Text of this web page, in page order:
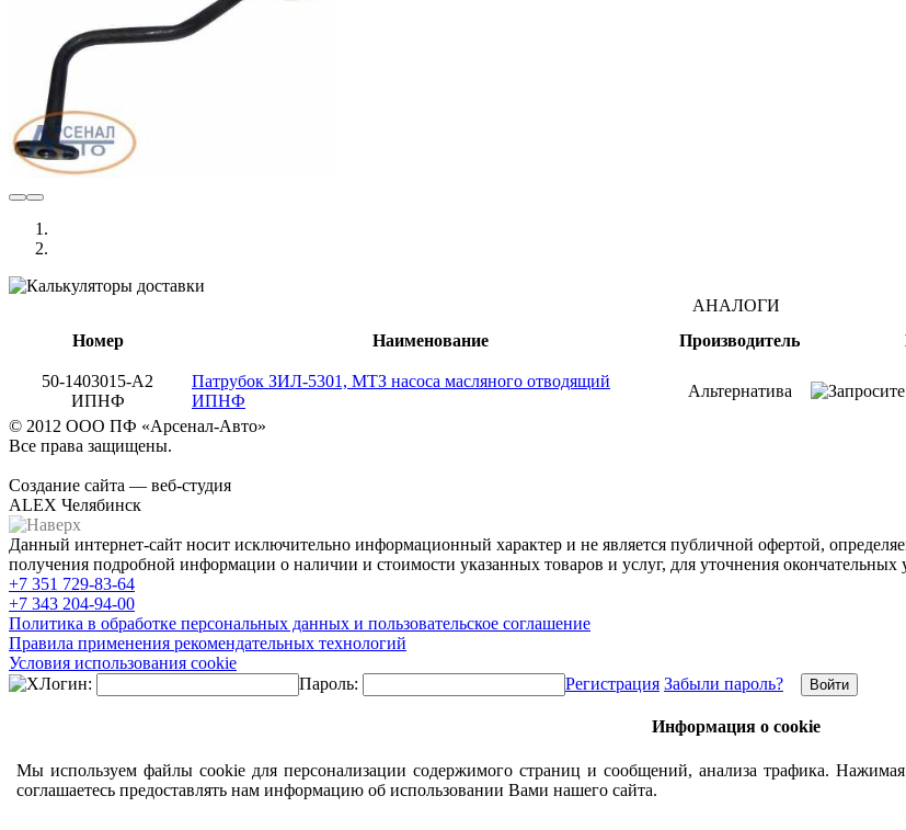
АНАЛОГИ
Номер
Наименование Производитель
50-1403015-А2
ИПНФ
Патрубок ЗИЛ-5301, МТЗ насоса масляного отводящий
ИПНФ
Альтернатива
© 2012 ООО ПФ «Арсенал-Авто»
Все права защищены.
Создание сайта — веб-студия
ALEX Челябинск
Данный интернет-сайт носит исключительно информационный характер и не является публичной офертой,
получения подробной информации о наличии и стоимости указанных товаров и услуг, для уточнения
+7 351 729-83-64
+7 343 204-94-00
Политика в обработке персональных данных и пользовательское соглашение
Правила применения рекомендательных технологий
Условия использования cookie
Логин:
Пароль: Регистрация Забыли пароль?
Информация о cookie
Мы используем файлы cookie для персонализации содержимого страниц и сообщений, анализа трафика.
соглашаетесь предоставлять нам информацию об использовании Вами нашего сайта.